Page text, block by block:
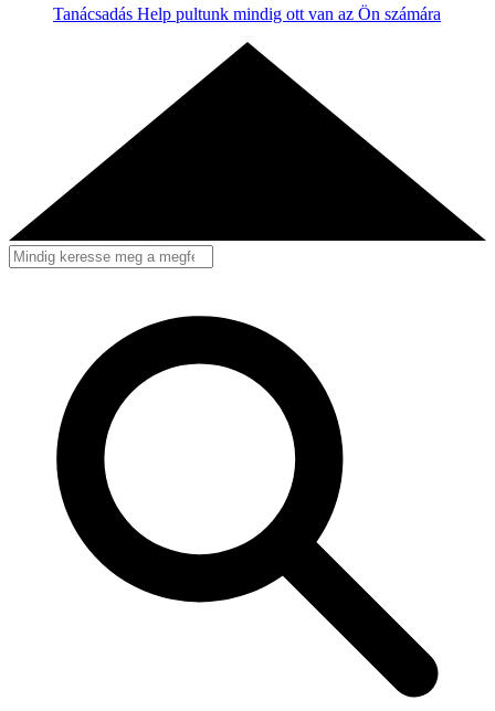
Tanácsadás Help pultunk mindig ott van az Ön számára